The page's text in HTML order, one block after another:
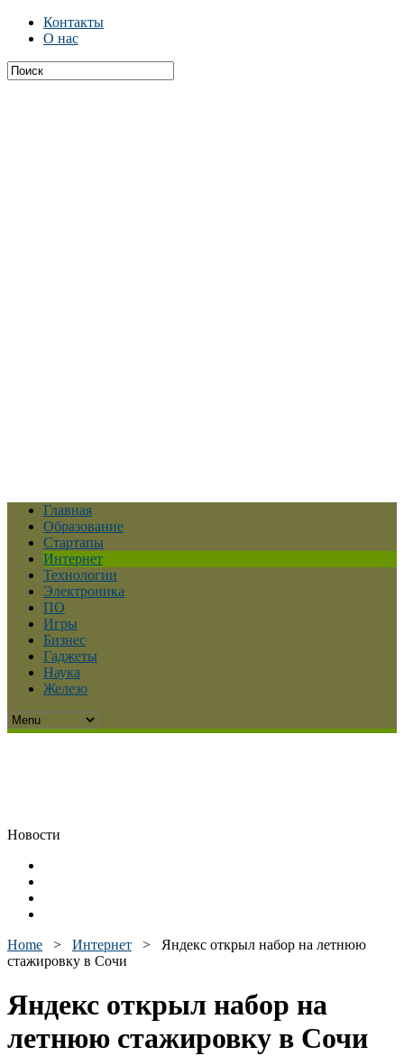
Контакты
О нас
Главная
Образование
Стартапы
Интернет
Технологии
Электроника
ПО
Игры
Бизнес
Гаджеты
Наука
Железо
Новости
Home > Интернет > Яндекс открыл набор на летнюю
стажировку в Сочи
Яндекс открыл набор на
летнюю стажировку в Сочи